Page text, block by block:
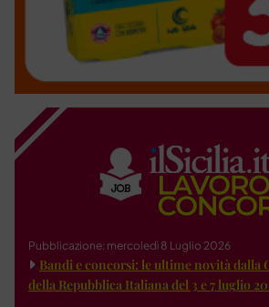
Pubblicazione: mercoledì 8 Luglio 2026
Bandi e concorsi: le ultime novità dalla
della Repubblica Italiana del 3 e 7 luglio